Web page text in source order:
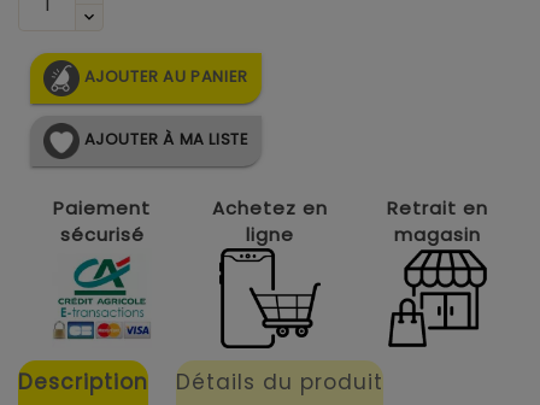
AJOUTER AU PANIER
AJOUTER À MA LISTE
Paiement
sécurisé
Achetez en
ligne
Retrait en
magasin
Description Détails du produit